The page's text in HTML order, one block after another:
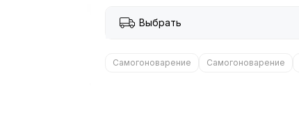
Выбрать
Самогоноварение Самогоноварение